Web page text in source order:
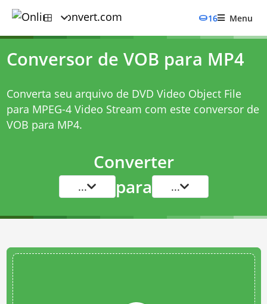
16 Menu
Conversor de VOB para MP4
Converta seu arquivo de DVD Video Object File
para MPEG-4 Video Stream com este conversor de
VOB para MP4.
Converter
... para ...